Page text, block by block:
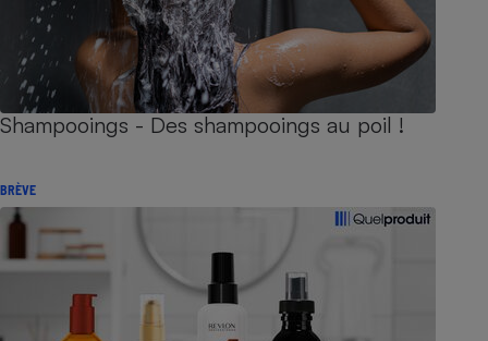
Shampooings - Des shampooings au poil !
BRÈVE